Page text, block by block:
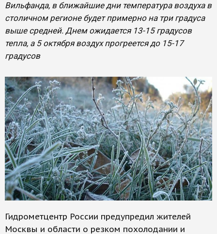
Вильфанда, в ближайшие дни температура воздуха в
столичном регионе будет примерно на три градуса
выше средней. Днем ожидается 13-15 градусов
тепла, а 5 октября воздух прогреется до 15-17
градусов
Гидрометцентр России предупредил жителей
Москвы и области о резком похолодании и